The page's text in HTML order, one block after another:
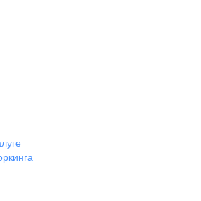
20,
этаж,